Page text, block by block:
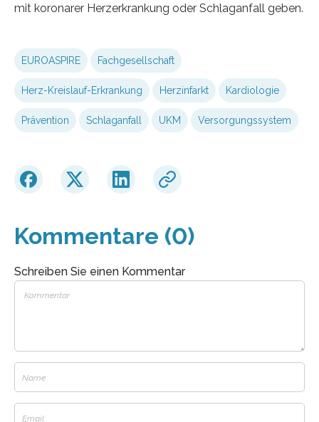
mit koronarer Herzerkrankung oder Schlaganfall geben.
EUROASPIRE Fachgesellschaft
Herz-Kreislauf-Erkrankung Herzinfarkt Kardiologie
Prävention Schlaganfall UKM Versorgungssystem
Kommentare (0)
Schreiben Sie einen Kommentar